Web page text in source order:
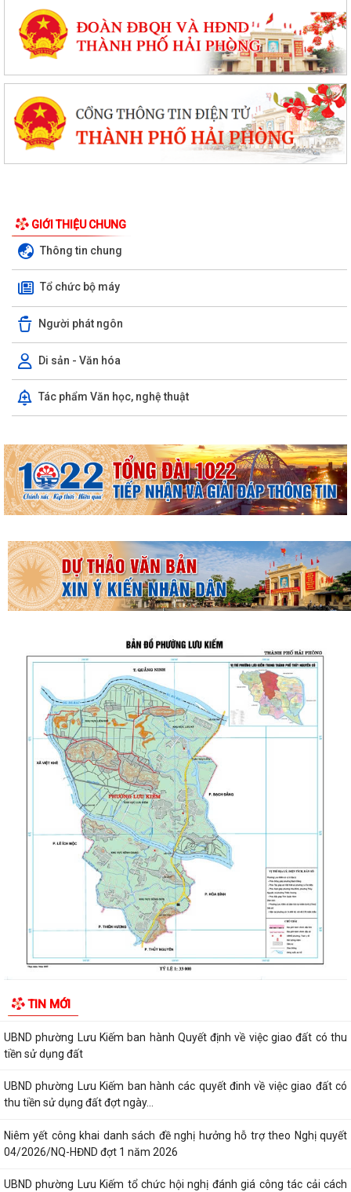
GIỚI THIỆU CHUNG
Thông tin chung
Tổ chức bộ máy
Người phát ngôn
Di sản - Văn hóa
Tác phẩm Văn học, nghệ thuật
TIN MỚI
THƯỜNG TRỰC HĐND PHƯỜNG LƯU KIẾM TỔ CHỨC PHIÊN HỌP
THƯỜNG KỲ THÁNG 8 NĂM 2026
UBND PHƯỜNG LƯU KIẾM TỔ CHỨC PHIÊN HỌP THƯỜNG KỲ THÁNG 8
NĂM 2026
UBDN phường Lưu Kiếm thông báo Về việc niêm yết công khai kết quả
kiểm tra hồ sơ đăng ký, cấp Giấy...
UBND phường Lưu Kiếm thông báo Về việc niêm yết công khai kết quả
kiểm tra hồ sơ đăng ký, cấp Giấy...
ĐOÀN KIỂM TRA CỦA BAN THƯỜNG VỤ THÀNH ỦY HẢI PHÒNG VỀ
CÔNG TÁC KHOA HỌC, CÔNG NGHỆ, ĐỔI MỚI SÁNG...
UBND phường Lưu Kiếm thông báo Về việc niêm yết công khai kết quả
kiểm tra hồ sơ đăng ký, cấp Giấy...
Niêm yết công khai về việc mất Quyết định giao đất cho công dân làm
nhà ở của ông Trịnh Văn Tài tại...
THUẾ CƠ SỞ 1 THÀNH PHỐ HẢI PHÒNG HƯỚNG DẪN KÊ KHAI THÔNG
BÁO DOANH THU 6 THÁNG ĐẦU NĂM ĐỐI VỚI HỘ...
CÔNG AN PHƯỜNG LƯU KIẾM HƯỞNG ỨNG THAM GIA CUỘC THI SÁNG
TẠO VIDEO CLIP "TỔ QUỐC BÌNH YÊN"
dịch trên địa bàn phường Lưu Kiếm
UBND phường Lưu Kiếm ban hành Quyết định về việc giao đất có thu
tiền sử dụng đất
UBND phường Lưu Kiếm ban hành các quyết đinh về việc giao đất có
thu tiền sử dụng đất đợt ngày...
Niêm yết công khai danh sách đề nghị hưởng hỗ trợ theo Nghị quyết
04/2026/NQ-HĐND đợt 1 năm 2026
UBND phường Lưu Kiếm tổ chức hội nghị đánh giá công tác cải cách